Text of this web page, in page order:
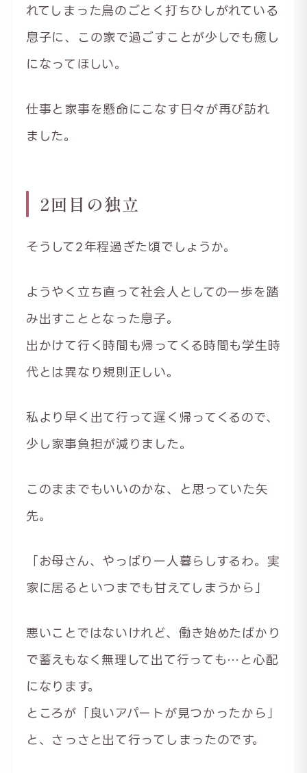
れてしまった鳥のごとく打ちひしがれている
息子に、この家で過ごすことが少しでも癒し
になってほしい。
仕事と家事を懸命にこなす日々が再び訪れ
ました。
2回目の独立
そうして2年程過ぎた頃でしょうか。
ようやく立ち直って社会人としての一歩を踏
み出すこととなった息子。
出かけて行く時間も帰ってくる時間も学生時
代とは異なり規則正しい。
私より早く出て行って遅く帰ってくるので、
少し家事負担が減りました。
このままでもいいのかな、と思っていた矢
先。
「お母さん、やっぱり一人暮らしするわ。実
家に居るといつまでも甘えてしまうから」
悪いことではないけれど、働き始めたばかり
で蓄えもなく無理して出て行っても…と心配
になります。
ところが「良いアパートが見つかったから」
と、さっさと出て行ってしまったのです。